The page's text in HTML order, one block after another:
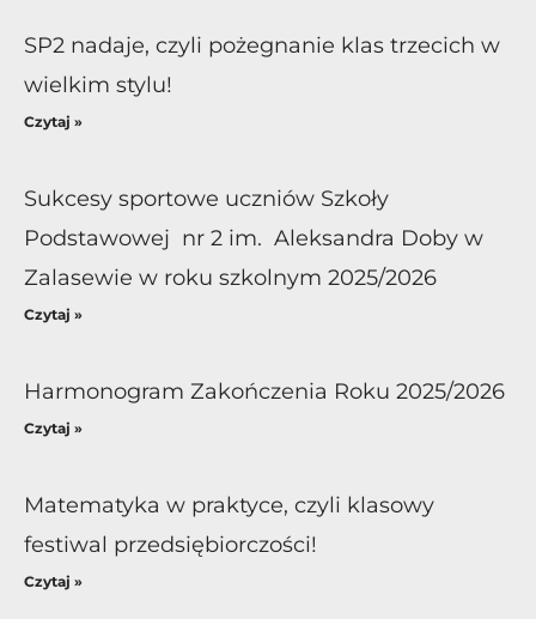
SP2 nadaje, czyli pożegnanie klas trzecich w
wielkim stylu!
Czytaj »
Sukcesy sportowe uczniów Szkoły
Podstawowej nr 2 im. Aleksandra Doby w
Zalasewie w roku szkolnym 2025/2026
Czytaj »
Harmonogram Zakończenia Roku 2025/2026
Czytaj »
Matematyka w praktyce, czyli klasowy
festiwal przedsiębiorczości!
Czytaj »